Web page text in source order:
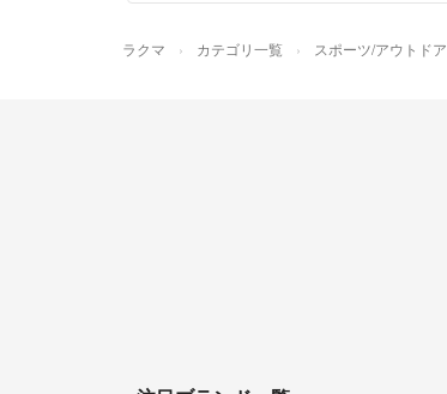
ラクマ カテゴリ一覧 スポーツ/アウトドア